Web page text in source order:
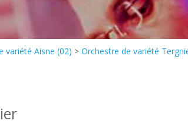
variété Aisne (02) > Orchestre de variété